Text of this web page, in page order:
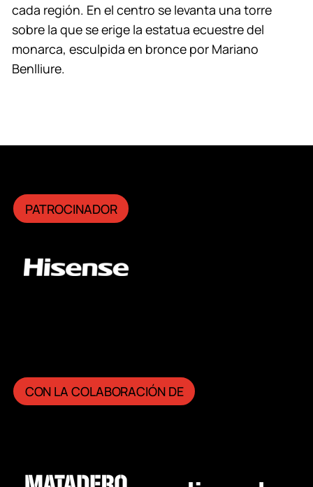
cada región. En el centro se levanta una torre
sobre la que se erige la estatua ecuestre del
monarca, esculpida en bronce por Mariano
Benlliure.
PATROCINADOR
CON LA COLABORACIÓN DE